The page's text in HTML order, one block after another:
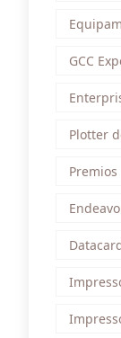
GCC
Plotter
Premios